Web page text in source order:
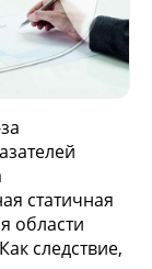
статичная
области
следствие,